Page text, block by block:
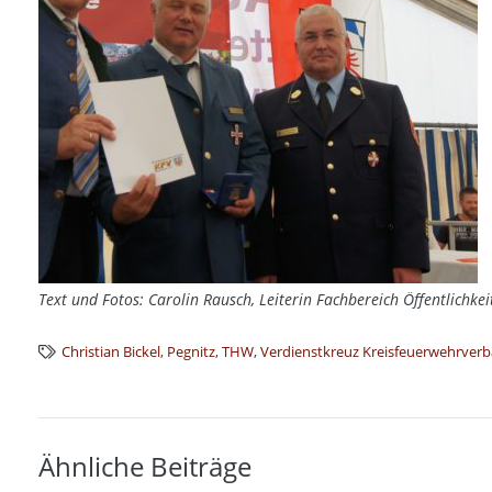
Text und Fotos: Carolin Rausch, Leiterin Fachbereich
Christian Bickel, Pegnitz,THW,Verdienstkreuz
Ähnliche Beiträge